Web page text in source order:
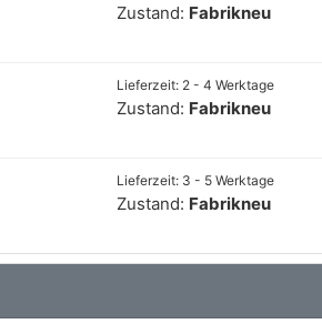
Zustand: Fabrikneu
Lieferzeit: 2 - 4 Werktage
Zustand: Fabrikneu
Lieferzeit: 3 - 5 Werktage
Zustand: Fabrikneu